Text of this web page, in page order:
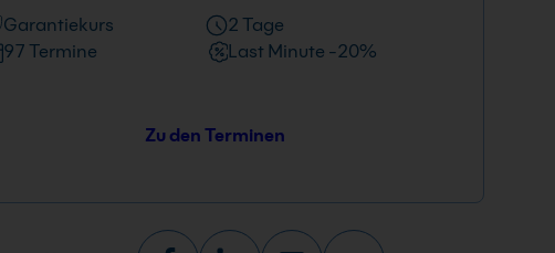
Garantiekurs
2 Tage
97 Termine
Last Minute -20%
Zu den Terminen